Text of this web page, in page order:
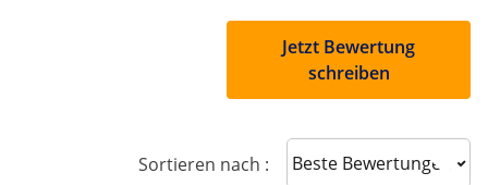
Jetzt Bewertung
schreiben
Sortieren nach : Sort reviews